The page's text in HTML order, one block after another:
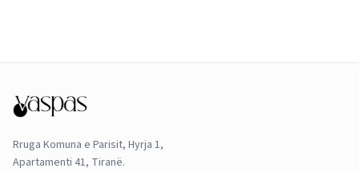
Rruga Komuna e Parisit, Hyrja 1,
Apartamenti 41, Tiranë.